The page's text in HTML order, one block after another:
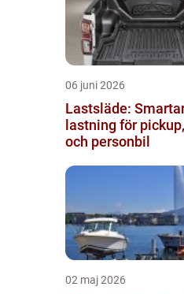
06 juni 2026
Lastsläde:
lastning för
och personbil
02 maj 2026